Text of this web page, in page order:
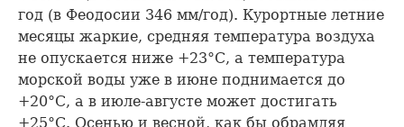
год (в Феодосии 346 мм/год). Курортные летние
месяцы жаркие, средняя температура воздуха
не опускается ниже +23°С, а температура
морской воды уже в июне поднимается до
+20°С, а в июле-августе может достигать
+25°С. Осенью и весной, как бы обрамляя